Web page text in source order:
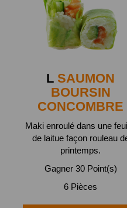
L SAUMON
BOURSIN
CONCOMBRE
Maki enroulé dans une
de laitue façon rouleau
printemps.
Gagner 30 Point(s)
6 Pièces